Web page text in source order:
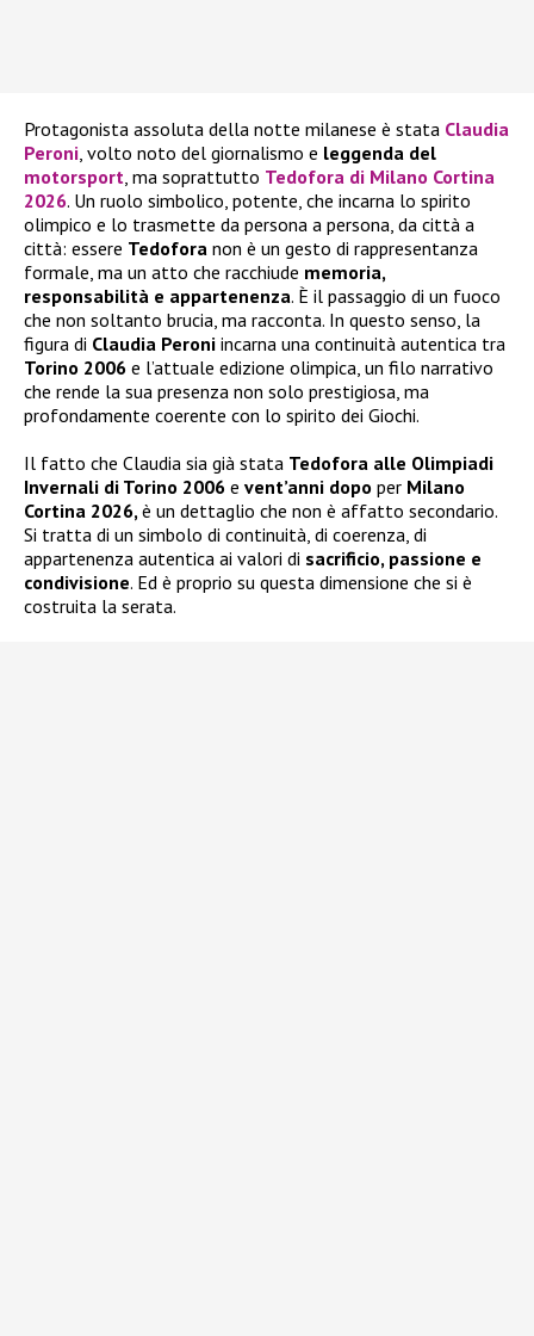
Protagonista assoluta della notte milanese è stata Claudia
Peroni , volto noto del giornalismo e leggenda del
motorsport , ma soprattutto Tedofora di Milano Cortina
2026. Un ruolo simbolico, potente, che incarna lo spirito
olimpico e lo trasmette da persona a persona, da città a
città: essere Tedofora non è un gesto di rappresentanza
formale, ma un atto che racchiude memoria,
responsabilità e appartenenza. È il passaggio di un fuoco
che non soltanto brucia, ma racconta. In questo senso, la
figura di Claudia Peroni incarna una continuità autentica tra
Torino 2006 e l’attuale edizione olimpica, un filo narrativo
che rende la sua presenza non solo prestigiosa, ma
profondamente coerente con lo spirito dei Giochi.
Il fatto che Claudia sia già stata Tedofora alle Olimpiadi
Invernali di Torino 2006 e vent’anni dopo per Milano
Cortina 2026, è un dettaglio che non è affatto secondario.
Si tratta di un simbolo di continuità, di coerenza, di
appartenenza autentica ai valori di sacrificio, passione e
condivisione. Ed è proprio su questa dimensione che si è
costruita la serata.